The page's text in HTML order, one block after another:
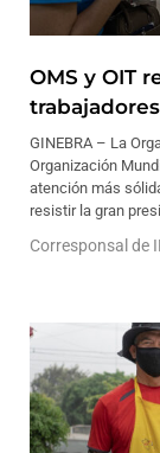
OMS y OIT
GINEBRA – La
Organización
atención más
resistir la gran
Corresponsal de